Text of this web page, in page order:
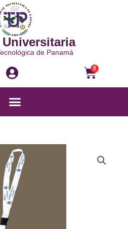
de Panamá
0
Menú